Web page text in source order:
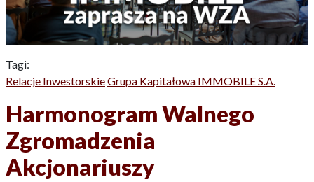
Tagi:
Relacje InwestorskieGrupa Kapitałowa IMMOBILE S.A.
Harmonogram Walnego
Zgromadzenia
Akcjonariuszy